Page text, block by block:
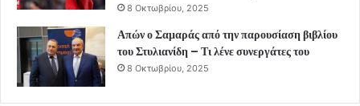
8 Οκτωβρίου, 2025
Απών ο Σαμαράς από την παρουσίαση βιβλίου
του Στυλιανίδη – Τι λένε συνεργάτες του
8 Οκτωβρίου, 2025